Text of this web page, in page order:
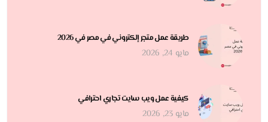
طريقة عمل متجر إلكتروني في مصر في 2026
مايو 24, 2026
كيفية عمل ويب سايت تجاري احترافي
مايو 23, 2026